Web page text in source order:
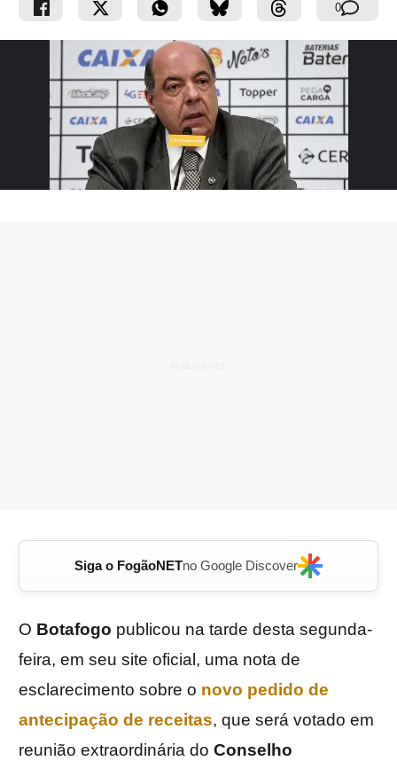
0
Siga o FogãoNETno Google Discover
O Botafogo publicou na tarde desta segunda-
feira, em seu site oficial, uma nota de
esclarecimento sobre o novo pedido de
antecipação de receitas, que será votado em
reunião extraordinária do Conselho